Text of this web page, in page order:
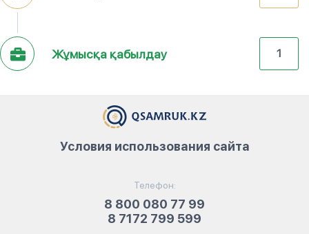
Жұмысқа қабылдау 1
Телефон:
8 800 080 77 99
8 7172 799 599
Условия использования сайта